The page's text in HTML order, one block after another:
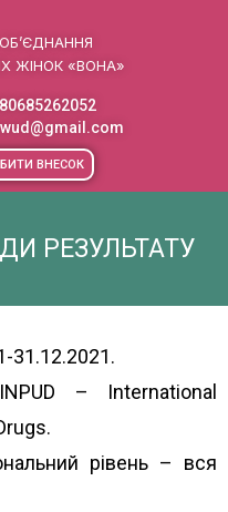
ЖІНОК «ВОНА»
ВНЕСОК
РЕЗУЛЬТАТУ
31.12.2021.
– International
рівень – вся